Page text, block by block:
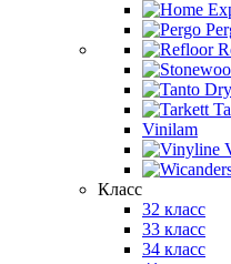
Vinilam
Класс
32 класс
33 класс
34 класс